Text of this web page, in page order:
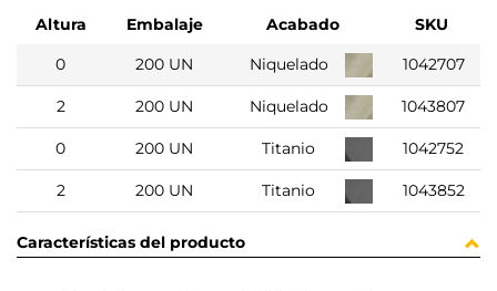
Altura Embalaje Acabado
SKU
0
200 UN Niquelado 1042707
2 200 UN Niquelado 1043807
0 200 UN Titanio 1042752
2 200 UN Titanio 1043852
Características del producto